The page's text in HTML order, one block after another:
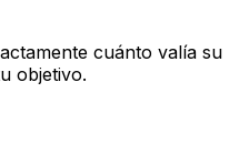
cuánto valía su
objetivo.